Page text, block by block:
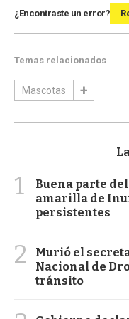
¿Encontraste un error?
Temas relacionados
Mascotas
1
Buena parte
amarilla de
persistentes
2
Murió el
Nacional de
tránsito